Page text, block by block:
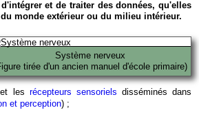
et de traiter des données, qu'elles
monde extérieur ou du milieu intérieur.
Système nerveux
tirée d'un ancien manuel d'école primaire)
et les récepteurs sensoriels disséminés dans
et perception) ;